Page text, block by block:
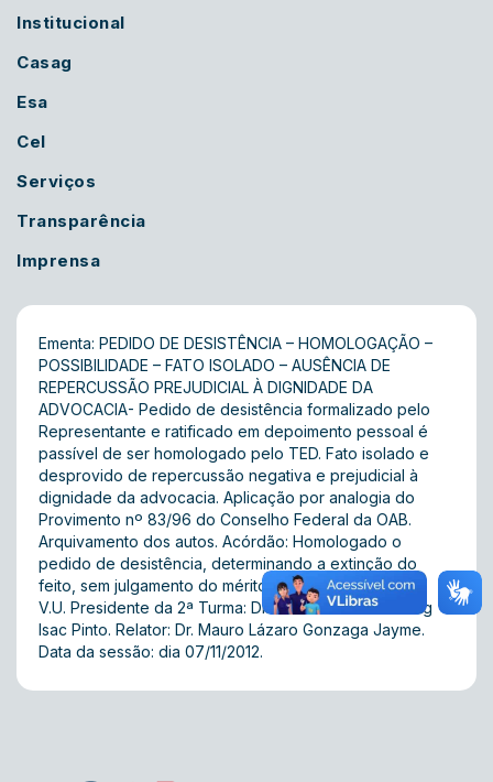
Institucional
Casag
Esa
Cel
Serviços
Transparência
Imprensa
Ementa: PEDIDO DE DESISTÊNCIA – HOMOLOGAÇÃO –
POSSIBILIDADE – FATO ISOLADO – AUSÊNCIA DE
REPERCUSSÃO PREJUDICIAL À DIGNIDADE DA
ADVOCACIA- Pedido de desistência formalizado pelo
Representante e ratificado em depoimento pessoal é
passível de ser homologado pelo TED. Fato isolado e
desprovido de repercussão negativa e prejudicial à
dignidade da advocacia. Aplicação por analogia do
Provimento nº 83/96 do Conselho Federal da OAB.
Arquivamento dos autos. Acórdão: Homologado o
pedido de desistência, determinando a extinção do
feito, sem julgamento do mérito. Proc. nº 2011/06606.
V.U. Presidente da 2ª Turma: Dr. Guilherme Gutemberg
Isac Pinto. Relator: Dr. Mauro Lázaro Gonzaga Jayme.
Data da sessão: dia 07/11/2012.